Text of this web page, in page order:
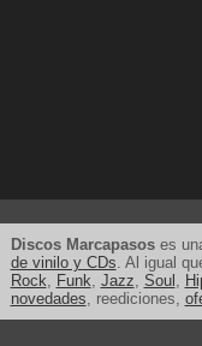
Discos Marcapasoses
de vinilo y CDs. Al igual
Rock, Funk, Jazz, Soul ,
novedades, reediciones,